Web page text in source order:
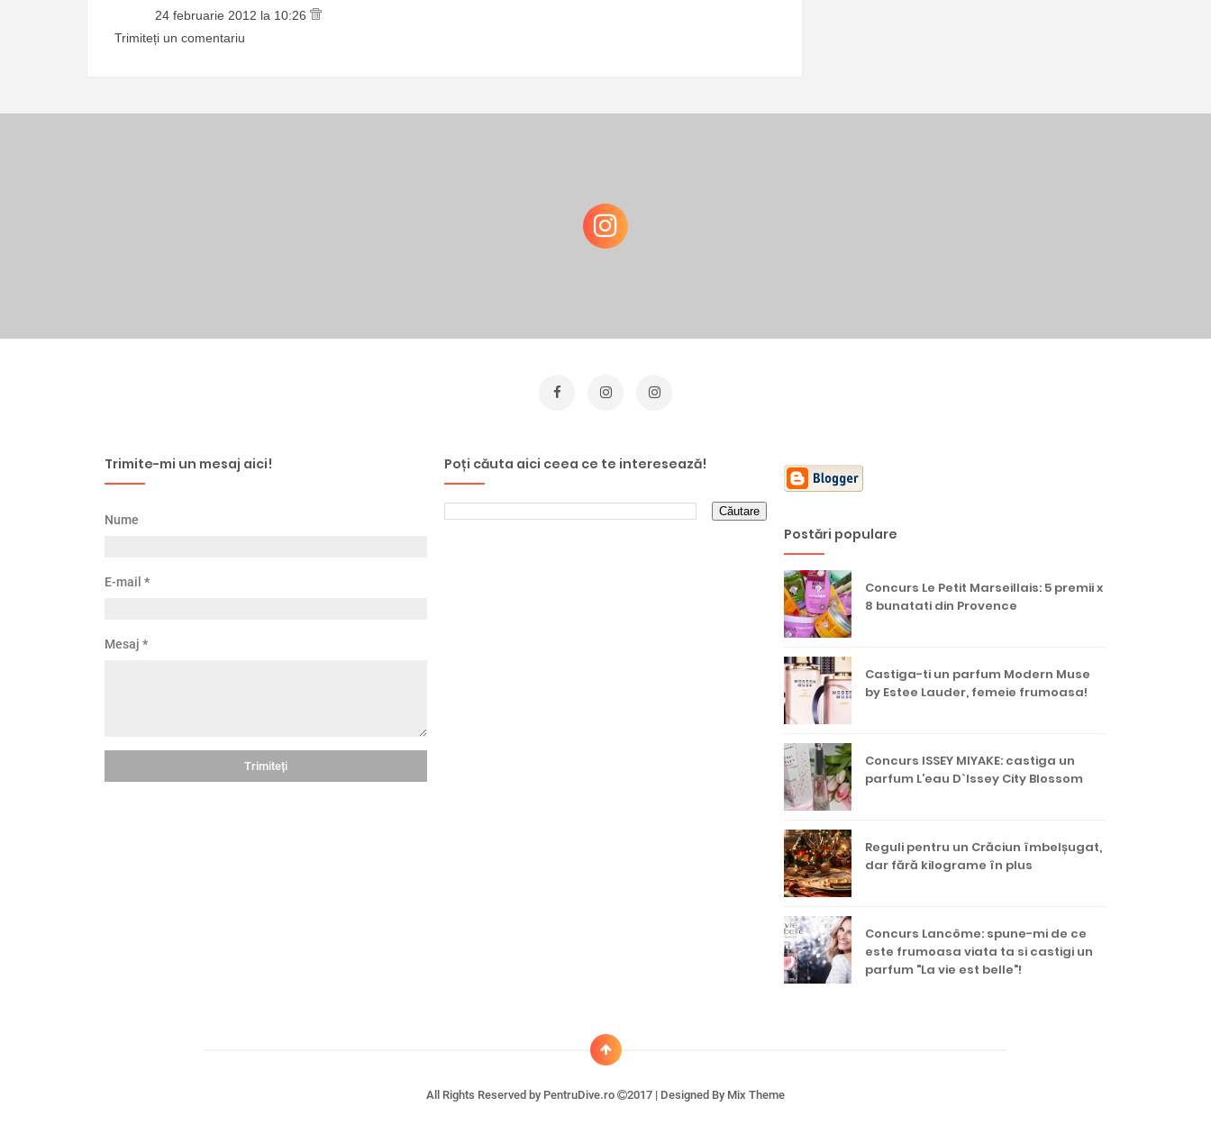
24 februarie 2012 la 10:26
Trimiteți un comentariu
Trimite-mi un mesaj aici!
Nume
E-mail *
Mesaj *
Poți căuta aici ceea ce te interesează!
Postări populare
Concurs Le Petit Marseillais: 5 premii x
8 bunatati din Provence
Castiga-ti un parfum Modern Muse
by Estee Lauder, femeie frumoasa!
Concurs ISSEY MIYAKE: castiga un
parfum L’eau D`Issey City Blossom
Reguli pentru un Crăciun îmbelșugat,
dar fără kilograme în plus
Concurs Lancôme: spune-mi de ce
este frumoasa viata ta si castigi un
parfum "La vie est belle"!
All Rights Reserved by PentruDive.ro 2017 | Designed By Mix Theme